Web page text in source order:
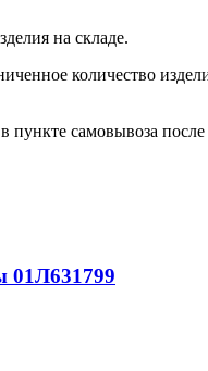
на складе.
количество
пункте самовывоза